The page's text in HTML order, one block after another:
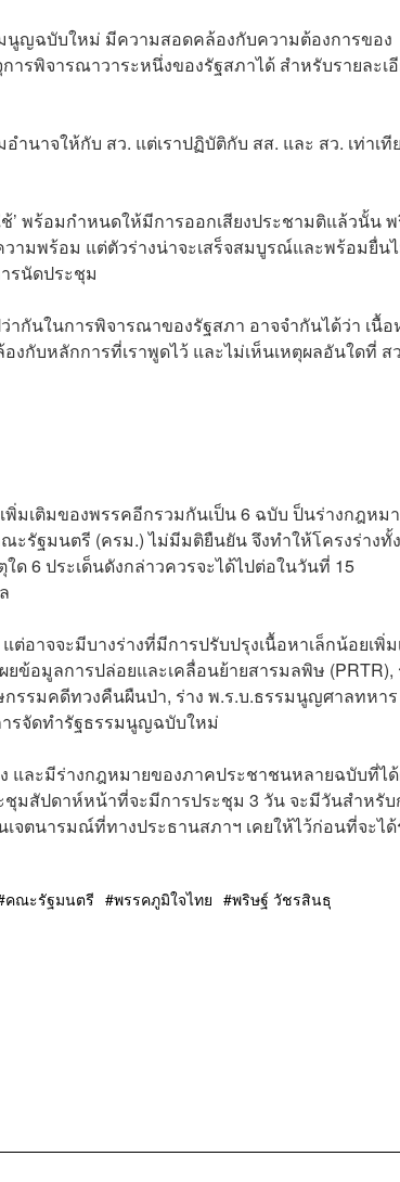
นูญฉบับใหม่ มีความสอดคล้องกับความต้องการของ
รพิจารณาวาระหนึ่งของรัฐสภาได้ สำหรับรายละเ
านาจให้กับ สว. แต่เราปฏิบัติกับ สส. และ สว. เท่าเที
พร้อมกำหนดให้มีการออกเสียงประชามติแล้วนั้น
ามพร้อม แต่ตัวร่างน่าจะเสร็จสมบูรณ์และพร้อมยื่น
รนัดประชุม
ากันในการพิจารณาของรัฐสภา อาจจํากันได้ว่า เนื้อ
กับหลักการที่เราพูดไว้ และไม่เห็นเหตุผลอันใดที่ ส
มเติมของพรรคอีกรวมกันเป็น 6 ฉบับ ป็นร่างกฎหม
รัฐมนตรี (ครม.) ไม่มีมติยืนยัน จึงทำให้โครงร่างทั้
ด 6 ประเด็นดังกล่าวควรจะได้ไปต่อในวันที่ 15
อาจจะมีบางร่างที่มีการปรับปรุงเนื้อหาเล็กน้อยเพิ่ม
ข้อมูลการปล่อยและเคลื่อนย้ายสารมลพิษ (PRTR),
กรรมคดีทวงคืนผืนป่า, ร่าง พ.ร.บ.ธรรมนูญศาลทหา
ารจัดทำรัฐธรรมนูญฉบับใหม่
และมีร่างกฎหมายของภาคประชาชนหลายฉบับที่ไ
มสัปดาห์หน้าที่จะมีการประชุม 3 วัน จะมีวันสำหรับ
จตนารมณ์ที่ทางประธานสภาฯ เคยให้ไว้ก่อนที่จะได้
คณะรัฐมนตรี พรรคภูมิใจไทย
พริษฐ์ วัชรสินธุ